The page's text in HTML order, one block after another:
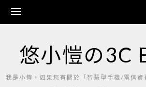
content
悠小愷の3C
我是小愷，如果您有關於「智慧型手機/電信